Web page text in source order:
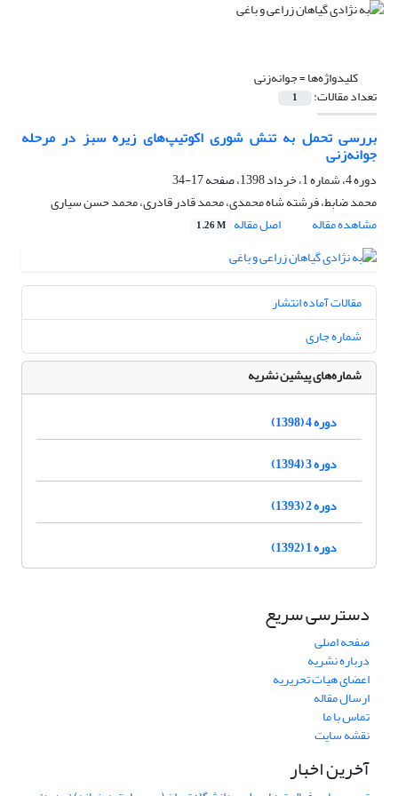
کلیدواژه‌ها =جوانه‌زنی
تعداد مقالات: 1
بررسی تحمل به تنش شوری اکوتیپ‌های زیره سبز در مرحله
جوانه‌زنی
دوره 4، شماره 1، خرداد 1398، صفحه
17-34
محمد ضابط، فرشته شاه محمدی، محمد قادر قادری، محمد حسن سیاری
مشاهده مقاله
اصل مقاله 1.26 M
مقالات آماده انتشار
شماره جاری
شماره‌های پیشین نشریه
دوره 4 (1398)
دوره 3 (1394)
دوره 2 (1393)
دوره 1 (1392)
دسترسی سریع
صفحه اصلی
درباره نشریه
اعضای هیات تحریریه
ارسال مقاله
تماس با ما
نقشه سایت
آخرین اخبار